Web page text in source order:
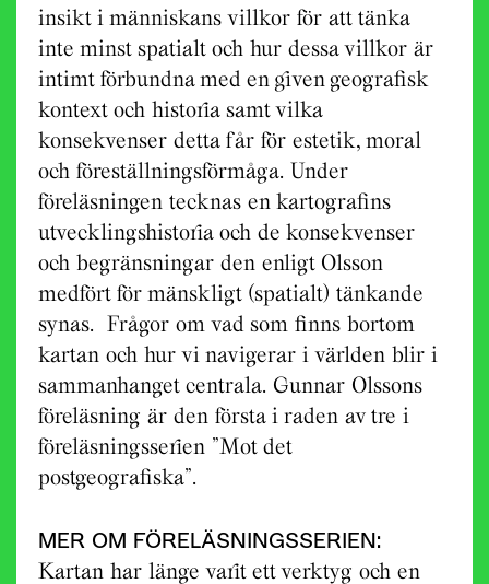
insikt i människans villkor för att tänka
inte minst spatialt och hur dessa villkor är
intimt förbundna med en given geografisk
kontext och historia samt vilka
konsekvenser detta får för estetik, moral
och föreställningsförmåga. Under
föreläsningen tecknas en kartografins
utvecklingshistoria och de konsekvenser
och begränsningar den enligt Olsson
medfört för mänskligt (spatialt) tänkande
synas. Frågor om vad som finns bortom
kartan och hur vi navigerar i världen blir i
sammanhanget centrala. Gunnar Olssons
föreläsning är den första i raden av tre i
föreläsningsserien ”Mot det
postgeografiska”.
MER OM FÖRELÄSNINGSSERIEN:
Kartan har länge varit ett verktyg och en